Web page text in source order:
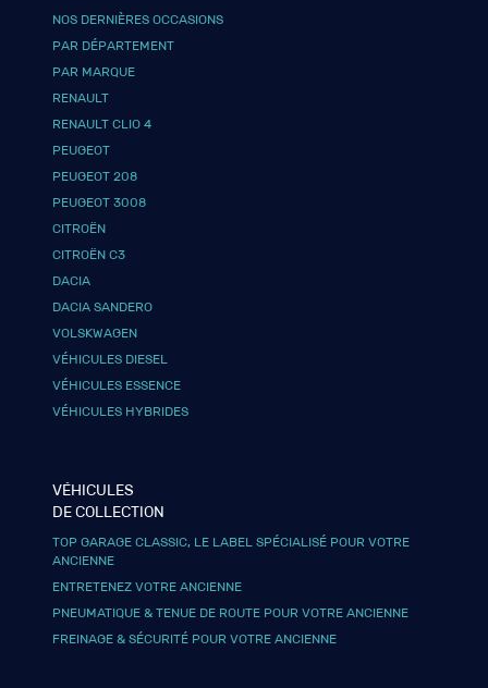
NOS DERNIÈRES OCCASIONS
PAR DÉPARTEMENT
PAR MARQUE
RENAULT
RENAULT CLIO 4
PEUGEOT
PEUGEOT 208
PEUGEOT 3008
CITROËN
CITROËN C3
DACIA
DACIA SANDERO
VOLSKWAGEN
VÉHICULES DIESEL
VÉHICULES ESSENCE
VÉHICULES HYBRIDES
VÉHICULES
DE COLLECTION
TOP GARAGE CLASSIC, LE LABEL SPÉCIALISÉ POUR VOTRE
ANCIENNE
ENTRETENEZ VOTRE ANCIENNE
PNEUMATIQUE & TENUE DE ROUTE POUR VOTRE ANCIENNE
FREINAGE & SÉCURITÉ POUR VOTRE ANCIENNE